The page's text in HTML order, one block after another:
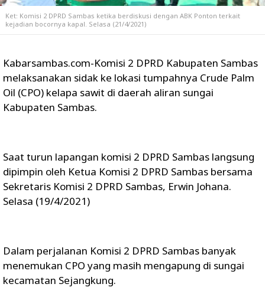
Ket: Komisi 2 DPRD Sambas ketika berdiskusi dengan ABK Ponton terkait
kejadian bocornya kapal. Selasa (21/4/2021)
Kabarsambas.com-Komisi 2 DPRD Kabupaten Sambas
melaksanakan sidak ke lokasi tumpahnya Crude Palm
Oil (CPO) kelapa sawit di daerah aliran sungai
Kabupaten Sambas.
Saat turun lapangan komisi 2 DPRD Sambas langsung
dipimpin oleh Ketua Komisi 2 DPRD Sambas bersama
Sekretaris Komisi 2 DPRD Sambas, Erwin Johana.
Selasa (19/4/2021)
Dalam perjalanan Komisi 2 DPRD Sambas banyak
menemukan CPO yang masih mengapung di sungai
kecamatan Sejangkung.